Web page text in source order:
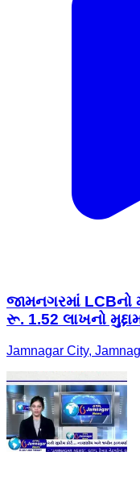
જામનગરમાં LCBનો
રૂ. 1.52 લાખનો
Jamnagar City,